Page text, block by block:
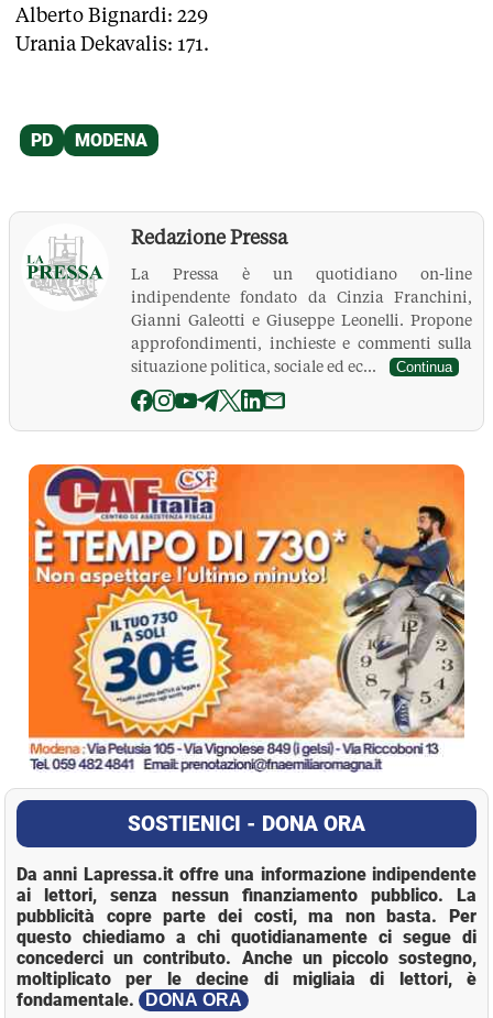
Alberto Bignardi: 229
Urania Dekavalis: 171.
Redazione Pressa
La Pressa è un quotidiano on-line
indipendente fondato da Cinzia Franchini,
Gianni Galeotti e Giuseppe Leonelli. Propone
approfondimenti, inchieste e commenti sulla
situazione politica, sociale ed ec...
Continua
La Pressa
SOSTIENICI - DONA ORA
Da anni Lapressa.it offre una informazione indipendente
ai lettori, senza nessun finanziamento pubblico. La
pubblicità copre parte dei costi, ma non basta. Per
questo chiediamo a chi quotidianamente ci segue di
concederci un contributo. Anche un piccolo sostegno,
moltiplicato per le decine di migliaia di lettori, è
fondamentale.
DONA ORA